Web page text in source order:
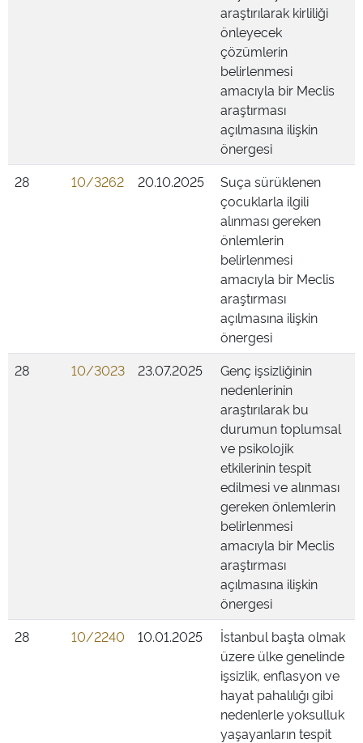
araştırılarak kirliliği
önleyecek
çözümlerin
belirlenmesi
amacıyla bir Meclis
araştırması
açılmasına ilişkin
önergesi
28
10/3262 20.10.2025
Suça sürüklenen
çocuklarla ilgili
alınması gereken
önlemlerin
belirlenmesi
amacıyla bir Meclis
araştırması
açılmasına ilişkin
önergesi
28
10/3023 23.07.2025
Genç işsizliğinin
nedenlerinin
araştırılarak bu
durumun toplumsal
ve psikolojik
etkilerinin tespit
edilmesi ve alınması
gereken önlemlerin
belirlenmesi
amacıyla bir Meclis
araştırması
açılmasına ilişkin
önergesi
28
10/2240 10.01.2025
İstanbul başta olmak
üzere ülke genelinde
işsizlik, enflasyon ve
hayat pahalılığı gibi
nedenlerle yoksulluk
yaşayanların tespit